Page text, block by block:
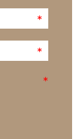
*
*
*